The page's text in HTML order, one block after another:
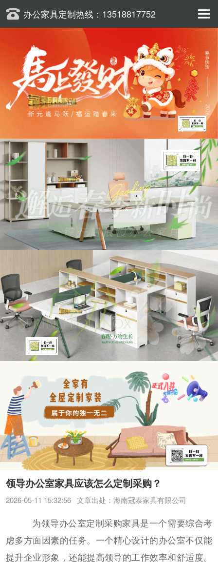
办公家具定制热线： 13518817752
领导办公室家具应该怎么定制采购？
2026-05-11 15:32:56 文章出处：海南冠泰家具有限公司
为领导办公室定制采购家具是一个需要综合考
虑多方面因素的任务。一个精心设计的办公室不仅能
提升企业形象，还能提高领导的工作效率和舒适度。